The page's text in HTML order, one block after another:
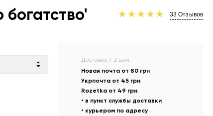
33 Отзывов
Доставка 1-2 дня:
Новая почта от 80 грн
Укрпочта от 45 грн
Rozetka от 49 грн
• в пункт службы доставки
• курьером по адресу